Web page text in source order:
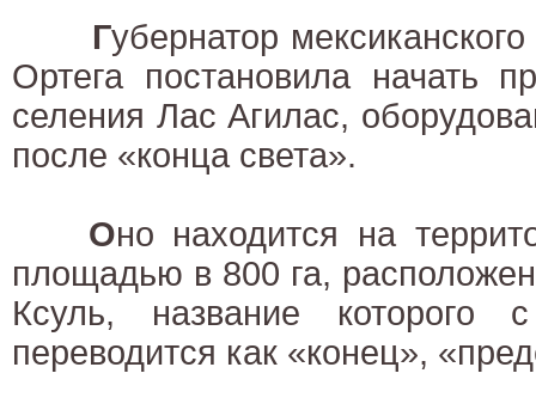
Губернатор
Ортега постановила начать
селения Лас Агилас,
после «конца света».
Оно находится на
площадью в 800 га,
Ксуль, название которого
переводится как «конец»,